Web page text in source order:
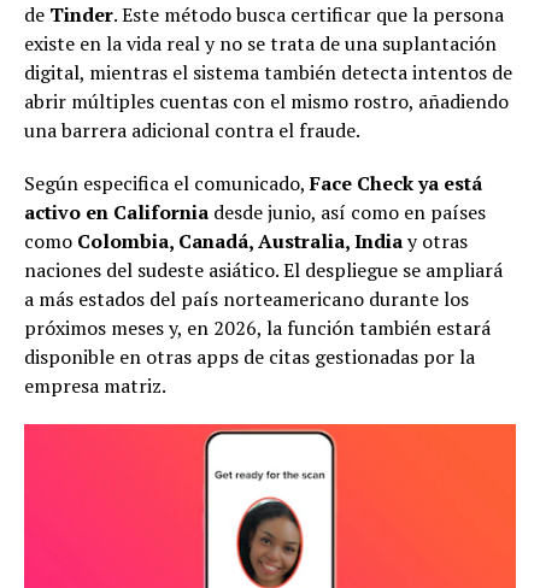
de Tinder. Este método busca certificar que la persona
existe en la vida real y no se trata de una suplantación
digital, mientras el sistema también detecta intentos de
abrir múltiples cuentas con el mismo rostro, añadiendo
una barrera adicional contra el fraude.
Según especifica el comunicado,Face Check ya está
activo en California desde junio, así como en países
como Colombia, Canadá, Australia, Indiay otras
naciones del sudeste asiático. El despliegue se ampliará
a más estados del país norteamericano durante los
próximos meses y, en 2026, la función también estará
disponible en otras apps de citas gestionadas por la
empresa matriz.